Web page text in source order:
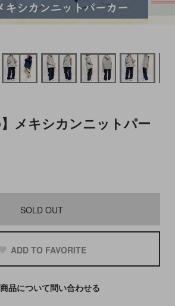
メキシカンニットパー
SOLD OUT
ADD TO FAVORITE
品について問い合わせる